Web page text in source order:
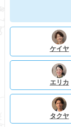
ケイヤ
エリカ
タクヤ